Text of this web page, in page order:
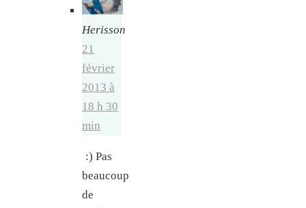
Herisson
21
février
2013 à
18 h 30
min
:) Pas
beaucoup
de